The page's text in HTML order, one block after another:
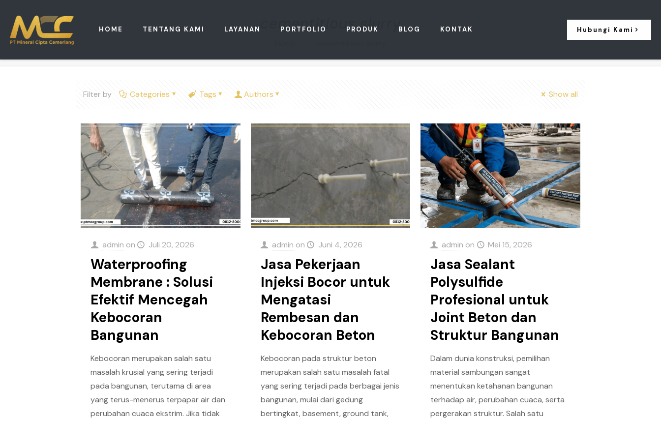
HOME TENTANG KAMI LAYANAN PORTFOLIO PRODUK BLOG KONTAK Hubungi Kami
cementitious slurry
Filter by Categories Tags Authors Show all
admin on Juli 20, 2026
Waterproofing
Membrane : Solusi
Efektif Mencegah
Kebocoran
Bangunan
Kebocoran merupakan salah satu
masalah krusial yang sering terjadi
pada bangunan, terutama di area
yang terus-menerus terpapar air dan
perubahan cuaca ekstrim. Jika tidak
admin on Juni 4, 2026
Jasa Pekerjaan
Injeksi Bocor untuk
Mengatasi
Rembesan dan
Kebocoran Beton
Kebocoran pada struktur beton
merupakan salah satu masalah fatal
yang sering terjadi pada berbagai jenis
bangunan, mulai dari gedung
bertingkat, basement, ground tank,
admin on Mei 15, 2026
Jasa Sealant
Polysulfide
Profesional untuk
Joint Beton dan
Struktur Bangunan
Dalam dunia konstruksi, pemilihan
material sambungan sangat
menentukan ketahanan bangunan
terhadap air, perubahan cuaca, serta
pergerakan struktur. Salah satu